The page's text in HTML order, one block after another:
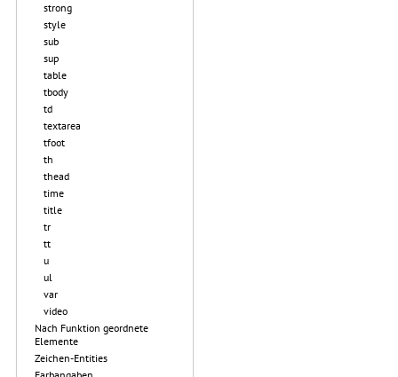
strong
style
sub
sup
table
tbody
td
textarea
tfoot
th
thead
time
title
tr
tt
u
ul
var
video
Nach Funktion geordnete
Elemente
Zeichen-Entities